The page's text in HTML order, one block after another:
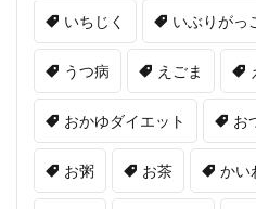
いちじく いぶりがっ
うつ病 えごま
おかゆダイエット お
お粥 お茶 かい